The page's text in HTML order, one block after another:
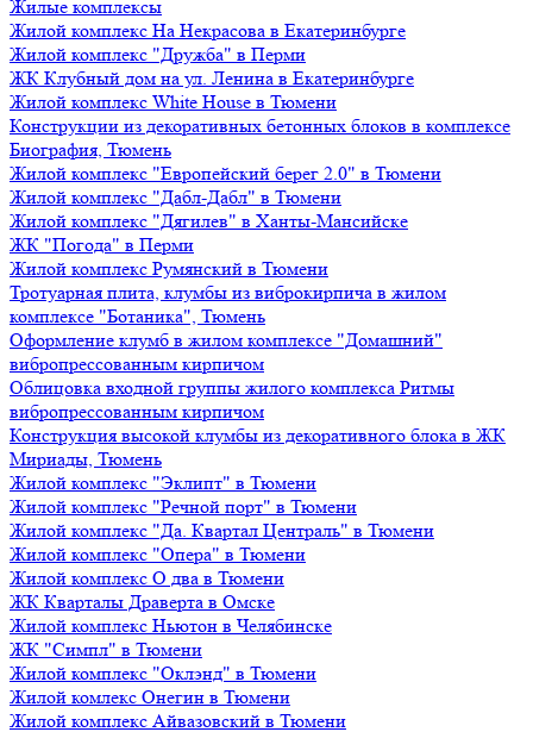
Жилые комплексы
Жилой комплекс На Некрасова в Екатеринбурге
Жилой комплекс "Дружба" в Перми
ЖК Клубный дом на ул. Ленина в Екатеринбурге
Жилой комплекс White House в Тюмени
Конструкции из декоративных бетонных блоков в комплексе
Биография, Тюмень
Жилой комплекс "Европейский берег 2.0" в Тюмени
Жилой комплекс "Дабл-Дабл" в Тюмени
Жилой комплекс "Дягилев" в Ханты-Мансийске
ЖК "Погода" в Перми
Жилой комплекс Румянский в Тюмени
Тротуарная плита, клумбы из виброкирпича в жилом
комплексе "Ботаника", Тюмень
Оформление клумб в жилом комплексе "Домашний"
вибропрессованным кирпичом
Облицовка входной группы жилого комплекса Ритмы
вибропрессованным кирпичом
Конструкция высокой клумбы из декоративного блока в ЖК
Мириады, Тюмень
Жилой комплекс "Эклипт" в Тюмени
Жилой комплекс "Речной порт" в Тюмени
Жилой комплекс "Да. Квартал Централь" в Тюмени
Жилой комплекс "Опера" в Тюмени
Жилой комплекс О два в Тюмени
ЖК Кварталы Драверта в Омске
Жилой комплекс Ньютон в Челябинске
ЖК "Симпл" в Тюмени
Жилой комплекс "Оклэнд" в Тюмени
Жилой комлекс Онегин в Тюмени
Жилой комплекс Айвазовский в Тюмени